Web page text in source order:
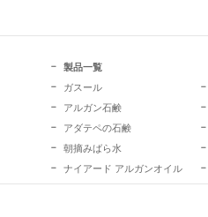
製品一覧
ガスール
アルガン石鹸
アダテペの石鹸
朝摘みばら水
ナイアード アルガンオイル